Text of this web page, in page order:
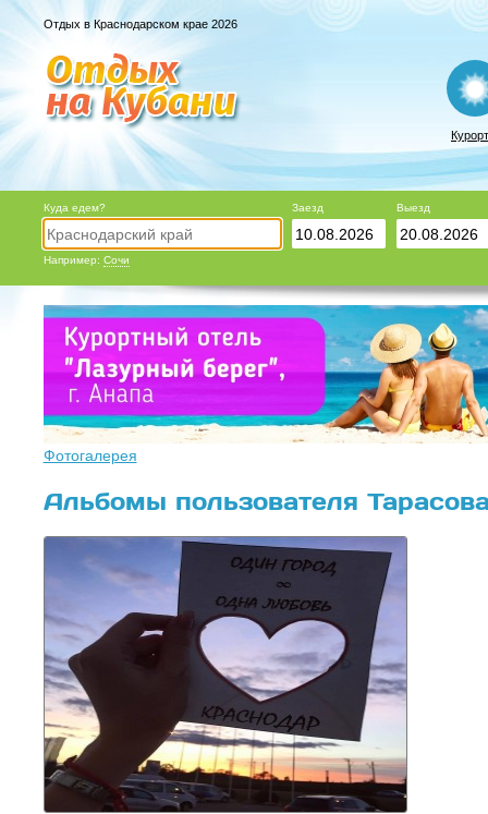
Отдых в Краснодарском крае 2026
Куда едем?
Например: Сочи
Заезд Выезд
Фотогалерея
Альбомы пользователя